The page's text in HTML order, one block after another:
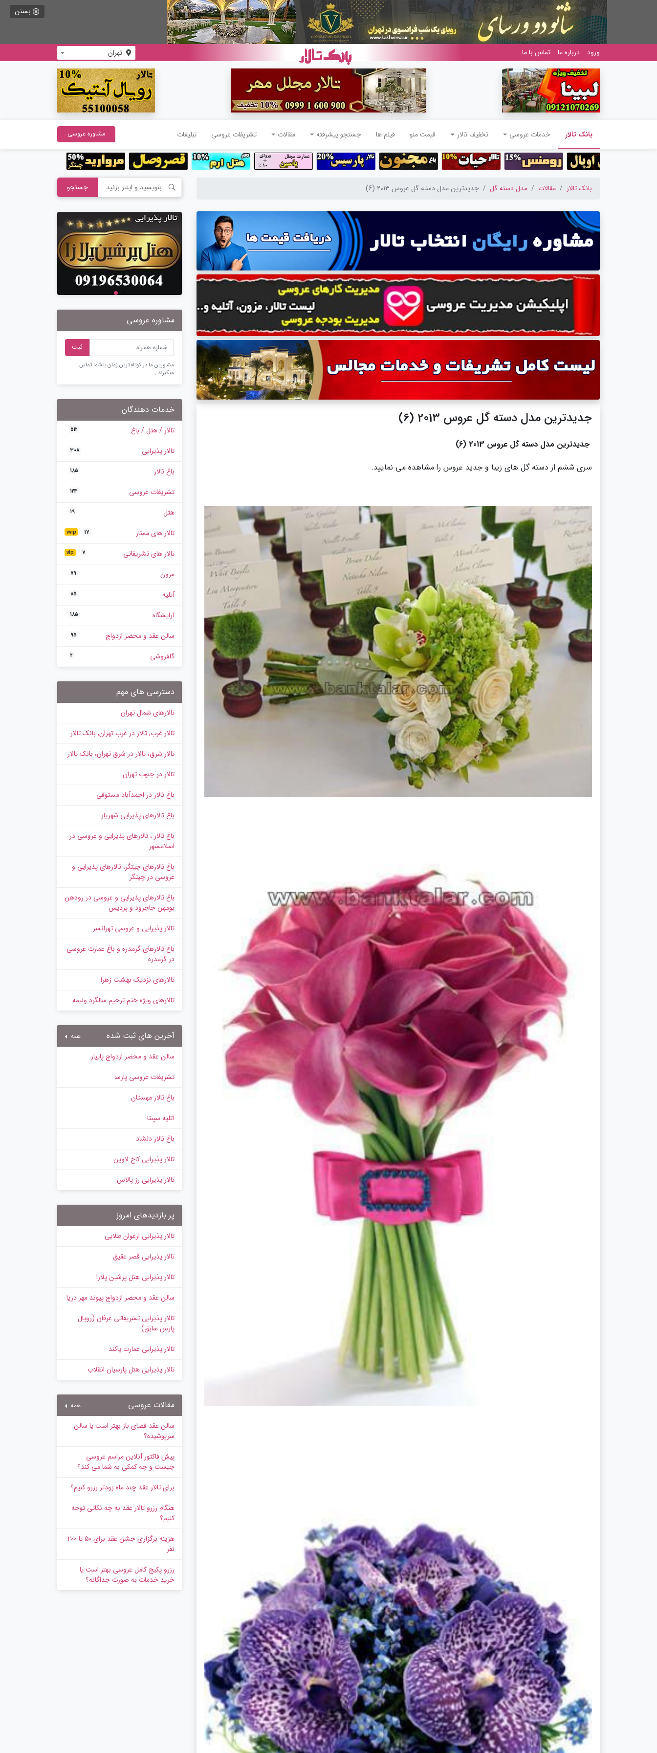
بستن
ورود درباره ما تماس با ما تهران
بانک تالار خدمات عروسی تخفیف تالار قیمت منو فیلم ها جستجو پیشرفته مقالات تشریفات عروسی تبلیغات مشاوره عروسی
بانک تالار مقالات مدل دسته گل جدیدترین مدل دسته گل عروس 2013 (6)
جدیدترین مدل دسته گل عروس 2013 (6)
جدیدترین مدل دسته گل عروس 2013 (6)
سری ششم از دسته گل های زیبا و جدید عروس را مشاهده می نمایید.
جستجو
مشاوره عروسی
ثبت
مشاورین ما در کوتاه ترین زمان با شما تماس
میگیرند .
خدمات دهندگان
تالار / هتل / باغ 512
تالار پذیرایی 308
باغ تالار 185
تشریفات عروسی 124
هتل 19
تالار های ممتاز vvip 17
تالار های تشریفاتی vip 7
مزون 79
آتلیه 85
آرایشگاه 185
سالن عقد و محضر ازدواج 95
گلفروشی 2
دسترسی های مهم
تالارهای شمال تهران
تالار غرب, تالار در غرب تهران, بانک تالار
تالار شرق، تالار در شرق تهران، بانک تالار
تالار در جنوب تهران
باغ تالار در احمدآباد مستوفی
باغ تالارهای پذیرایی شهریار
باغ تالار ، تالارهای پذیرایی و عروسی در
اسلامشهر
باغ تالارهای چیتگر، تالارهای پذیرایی و
عروسی در چیتگر
باغ تالارهای پذیرایی و عروسی در رودهن
بومهن جاجرود و پردیس
تالار پذیرایی و عروسی تهرانسر
باغ تالارهای گرمدره و باغ عمارت عروسی
در گرمدره
تالارهای نزدیک بهشت زهرا
تالارهای ویژه ختم ترحیم سالگرد ولیمه
آخرین های ثبت شده همه
سالن عقد و محضر ازدواج پایپار
تشریفات عروسی پارسا
باغ تالار مهستان
آتلیه سپنتا
باغ تالار دلشاد
تالار پذیرایی کاخ لاوین
تالار پذیرایی رز پالاس
پر بازدیدهای امروز
تالار پذیرایی ارغوان طلایی
تالار پذیرایی قصر عقیق
تالار پذیرایی هتل پرشین پلازا
سالن عقد و محضر ازدواج پیوند مهر دریا
تالار پذیرایی تشریفاتی عرفان (رویال
پارس سابق)
تالار پذیرایی عمارت یاکند
تالار پذیرایی هتل پارسیان انقلاب
مقالات عروسی همه
سالن عقد فضای باز بهتر است یا سالن
سرپوشیده؟
پیش‌ فاکتور آنلاین مراسم عروسی
چیست و چه کمکی به شما می کند؟
برای تالار عقد چند ماه زودتر رزرو کنیم؟
هنگام رزرو تالار عقد به چه نکاتی توجه
کنیم؟
هزینه برگزاری جشن عقد برای ۵۰ تا ۲۰۰
نفر
رزرو پکیج کامل عروسی بهتر است یا
خرید خدمات به‌ صورت جداگانه؟